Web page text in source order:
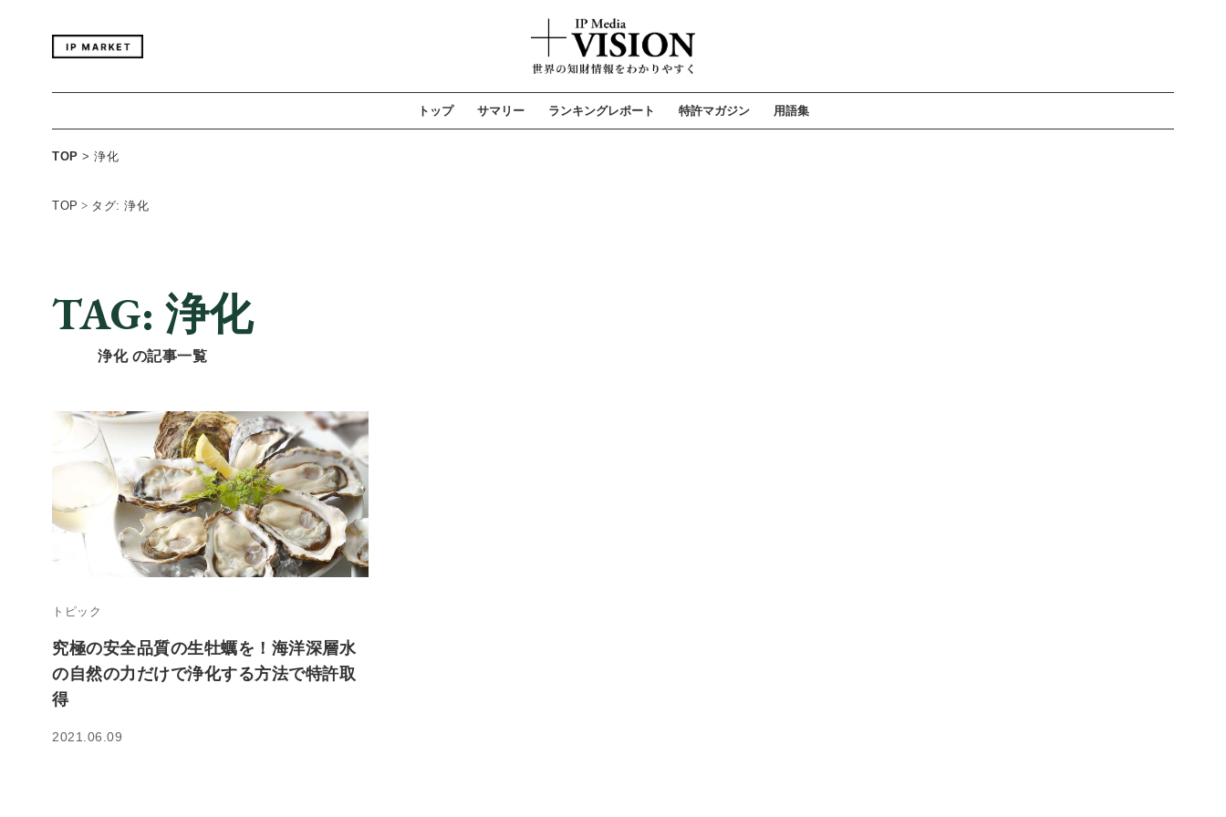
トップ サマリー ランキングレポート 特許マガジン 用語集
TOP > 浄化
TOP > タグ: 浄化
TAG: 浄化
浄化 の記事一覧
トピック
究極の安全品質の生牡蠣を！海洋深層水
の自然の力だけで浄化する方法で特許取
得
2021.06.09